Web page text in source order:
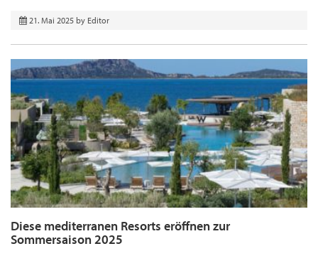
21. Mai 2025 by Editor
Diese mediterranen Resorts eröffnen zur
Sommersaison 2025